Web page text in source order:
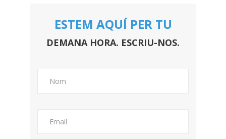
ESTEM AQUÍ PER TU
DEMANA HORA. ESCRIU-NOS.